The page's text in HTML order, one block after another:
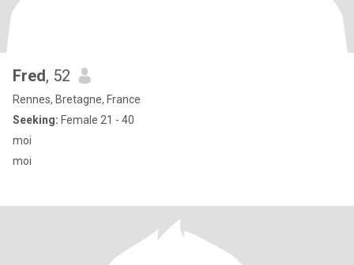
Fred, 52
Rennes, Bretagne, France
Seeking: Female 21 - 40
moi
moi